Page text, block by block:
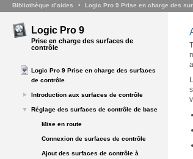
Bibliothèque d’aides Logic Pro 9 Prise en charge des
Logic Pro 9
Prise en charge des surfaces de
contrôle
Logic Pro 9 Prise en charge des surfaces
de contrôle
Introduction aux surfaces de contrôle
Réglage des surfaces de contrôle de base
Mise en route
Connexion de surfaces de contrôle
Ajout des surfaces de contrôle à